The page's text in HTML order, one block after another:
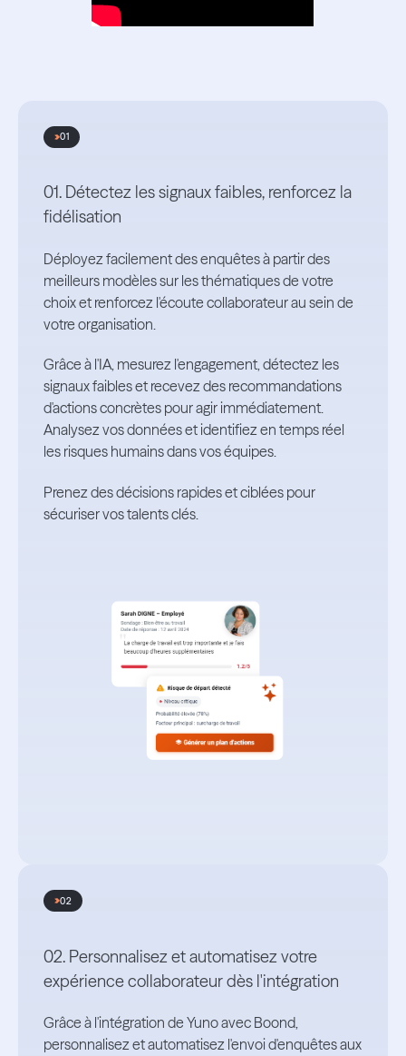
01
01. Détectez les signaux faibles, renforcez la
fidélisation
Déployez facilement des enquêtes à partir des
meilleurs modèles sur les thématiques de votre
choix et renforcez l'écoute collaborateur au sein de
votre organisation.
Grâce à l'IA, mesurez l'engagement, détectez les
signaux faibles et recevez des recommandations
d'actions concrètes pour agir immédiatement.
Analysez vos données et identifiez en temps réel
les risques humains dans vos équipes.
Prenez des décisions rapides et ciblées pour
sécuriser vos talents clés.
02
02. Personnalisez et automatisez votre
expérience collaborateur dès l'intégration
Grâce à l'intégration de Yuno avec Boond,
personnalisez et automatisez l'envoi d'enquêtes aux